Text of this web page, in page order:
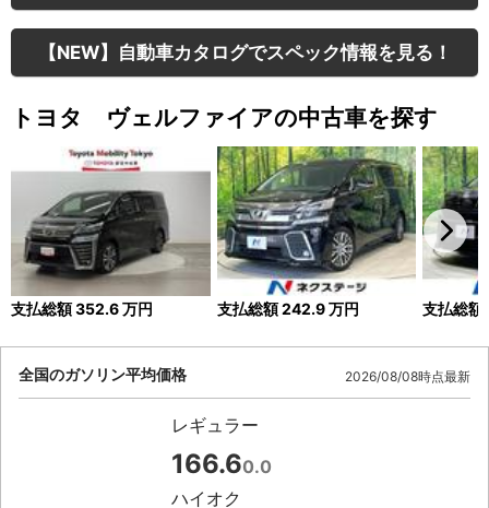
【NEW】自動車カタログでスペック情報を見る！
トヨタ ヴェルファイアの中古車を探す
支払総額352.6万円 支払総額242.9万円 支払総額
全国のガソリン平均価格 2026/08/08時点最新
レギュラー
166.60.0
ハイオク